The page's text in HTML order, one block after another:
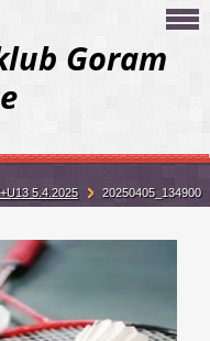
Goram
5.4.2025 20250405_134900